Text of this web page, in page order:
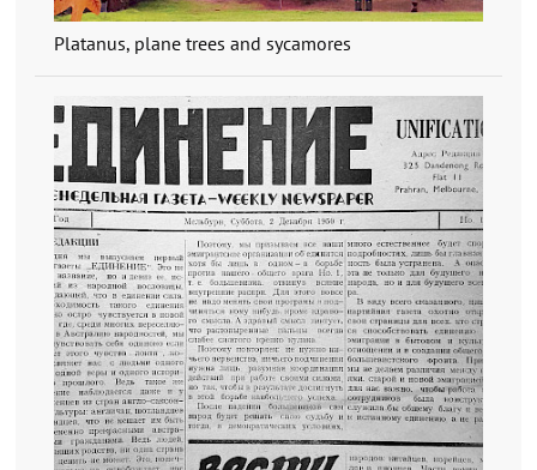
Platanus, plane trees and sycamores